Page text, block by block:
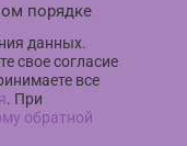
порядке
данных.
свое согласие
все
. При
обратной